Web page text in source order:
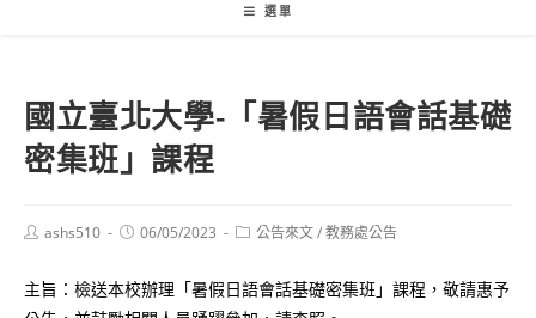
選單
國立臺北大學-「暑假日語會話基礎
密集班」課程
Postashs510
Post06/05/2023
Post公告來文/教務處公告
主旨：檢送本校辦理「暑假日語會話基礎密集班」課程，敬請惠予